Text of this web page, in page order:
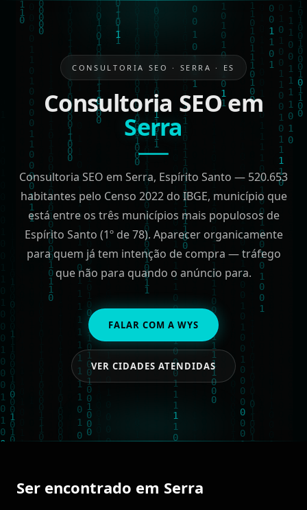
CONSULTORIA SEO · SERRA · ES
Consultoria SEO em
Serra
Consultoria SEO em Serra, Espírito Santo — 520.653
habitantes pelo Censo 2022 do IBGE, município que
está entre os três municípios mais populosos de
Espírito Santo (1º de 78). Aparecer organicamente
para quem já tem intenção de compra — tráfego
que não para quando o anúncio para.
FALAR COM A WYS
VER CIDADES ATENDIDAS
Ser encontrado em Serra